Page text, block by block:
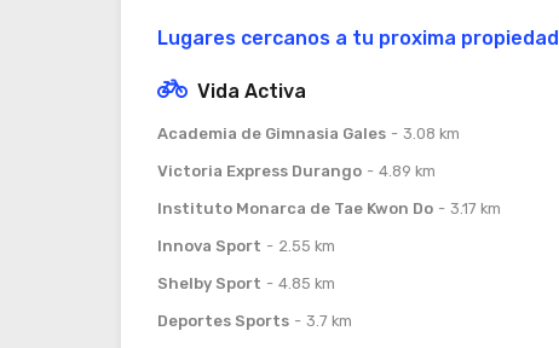
Lugares cercanos a tu proxima propiedad
Vida Activa
Academia de Gimnasia Gales 3.08 km
Victoria Express Durango 4.89 km
Instituto Monarca de Tae Kwon Do 3.17 km
Innova Sport 2.55 km
Shelby Sport 4.85 km
Deportes Sports 3.7 km